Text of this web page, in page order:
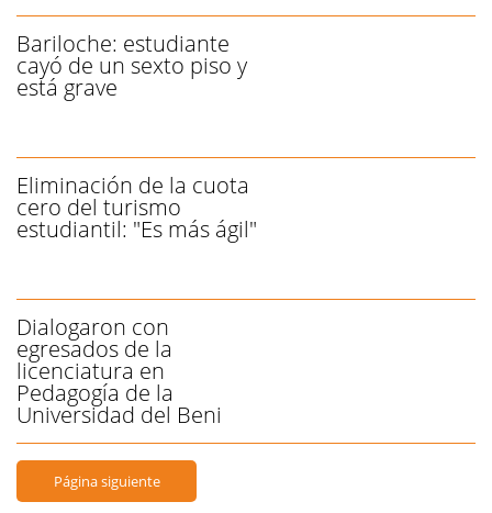
Bariloche: estudiante
cayó de un sexto piso y
está grave
Eliminación de la cuota
cero del turismo
estudiantil: "Es más ágil"
Dialogaron con
egresados de la
licenciatura en
Pedagogía de la
Universidad del Beni
Página siguiente